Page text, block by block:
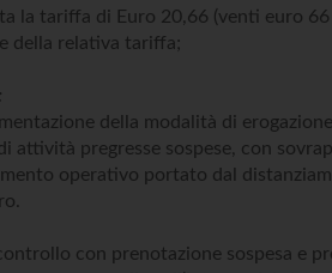
la tariffa di Euro 20,66 (venti euro
della relativa tariffa;
della modalità di
attività pregresse sospese, con
operativo portato dal
con prenotazione sospesa e